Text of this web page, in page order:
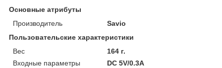
Основные атрибуты
Производитель
Savio
Пользовательские характеристики
Вес
164 г.
Входные параметры
DC 5V/0.3A